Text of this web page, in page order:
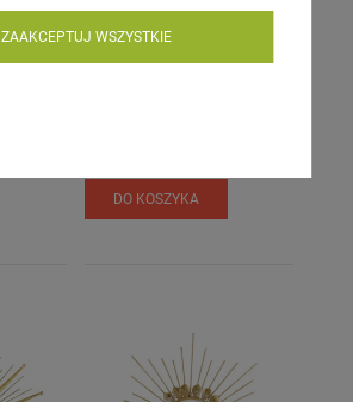
DO KOSZYKA
ZAAKCEPTUJ WSZYSTKIE